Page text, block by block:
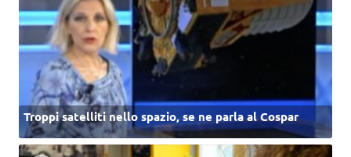
Troppi satelliti nello spazio, se ne parla al Cospar